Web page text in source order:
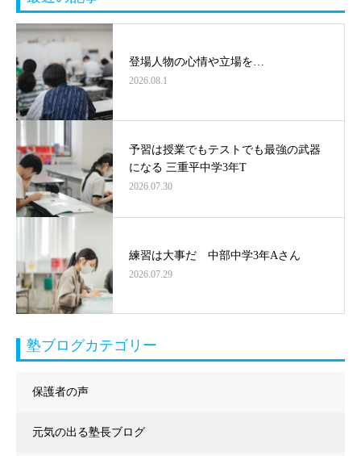
登場人物の心情や立場を…
2026.08.1
予習は授業でもテストでも最強の武器
になる 三重平中学3年T
2026.07.30
練習は大事だ 中部中学3年Aさん
2026.07.29
塾ブログカテゴリー
保護者の声
元気の出る塾長ブログ